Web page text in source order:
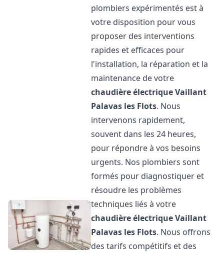
plombiers expérimentés est à
votre disposition pour vous
proposer des interventions
rapides et efficaces pour
l'installation, la réparation et la
maintenance de votre
chaudière électrique Vaillant
Palavas les Flots. Nous
intervenons rapidement,
souvent dans les 24 heures,
pour répondre à vos besoins
urgents. Nos plombiers sont
formés pour diagnostiquer et
résoudre les problèmes
techniques liés à votre
chaudière électrique Vaillant
Palavas les Flots. Nous offrons
des tarifs compétitifs et des